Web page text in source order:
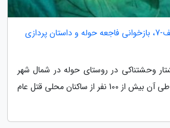
نگاهی به کتاب جنگ کثیف-7، بازخوانی فاجعه حوله و داستان پردازی
25 مه 2012 کشتار وحشتناکی در روستای حوله در شمال شهر
حمص سوریه رخ داد که طی آن بیش از 100 نفر از ساکنان محلی قتل عام